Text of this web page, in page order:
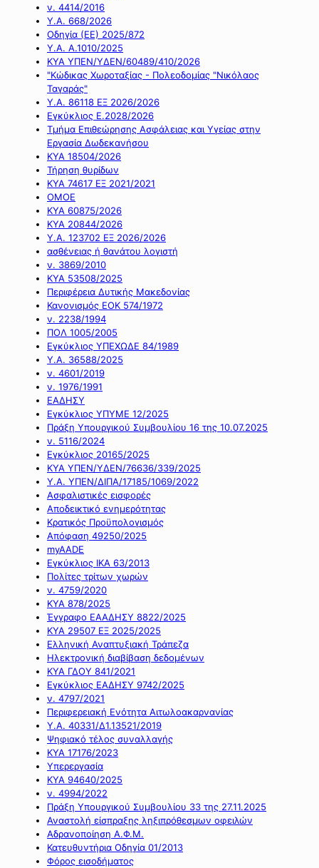
ν. 4414/2016
Y.A. 668/2026
Οδηγία (ΕΕ) 2025/872
Υ.Α. Α.1010/2025
ΚΥΑ ΥΠΕΝ/ΥΔΕΝ/60489/410/2026
"Κώδικας Χωροταξίας - Πολεοδομίας "Νικόλαος
Ταγαράς"
Υ.Α. 86118 ΕΞ 2026/2026
Εγκύκλιος Ε.2028/2026
Τμήμα Επιθεώρησης Ασφάλειας και Υγείας στην
Εργασία Δωδεκανήσου
ΚΥΑ 18504/2026
Τήρηση θυρίδων
ΚΥΑ 74617 ΕΞ 2021/2021
ΟΜΟΕ
ΚΥΑ 60875/2026
ΚΥΑ 20844/2026
Υ.Α. 123702 ΕΞ 2026/2026
ασθένειας ή θανάτου λογιστή
ν. 3869/2010
ΚΥΑ 53508/2025
Περιφέρεια Δυτικής Μακεδονίας
Κανονισμός ΕΟΚ 574/1972
ν. 2238/1994
ΠΟΛ 1005/2005
Εγκύκλιος ΥΠΕΧΩΔΕ 84/1989
Υ.Α. 36588/2025
ν. 4601/2019
ν. 1976/1991
ΕΑΔΗΣΥ
Εγκύκλιος ΥΠΥΜΕ 12/2025
Πράξη Υπουργικού Συμβουλίου 16 της 10.07.2025
ν. 5116/2024
Εγκύκλιος 20165/2025
ΚΥΑ ΥΠΕΝ/ΥΔΕΝ/76636/339/2025
Υ.Α. ΥΠΕΝ/ΔΙΠΑ/17185/1069/2022
Ασφαλιστικές εισφορές
Αποδεικτικό ενημερότητας
Κρατικός Προϋπολογισμός
Απόφαση 49250/2025
myAADE
Εγκύκλιος ΙΚΑ 63/2013
Πολίτες τρίτων χωρών
ν. 4759/2020
ΚΥΑ 878/2025
Έγγραφο ΕΑΑΔΗΣΥ 8822/2025
ΚΥΑ 29507 ΕΞ 2025/2025
Ελληνική Αναπτυξιακή Τράπεζα
Ηλεκτρονική διαβίβαση δεδομένων
ΚΥΑ ΓΔΟΥ 841/2021
Εγκύκλιος ΕΑΔΗΣΥ 9742/2025
ν. 4797/2021
Περιφερειακή Ενότητα Αιτωλοακαρνανίας
Υ.Α. 40331/Δ1.13521/2019
Ψηφιακό τέλος συναλλαγής
ΚΥΑ 17176/2023
Υπερεργασία
ΚΥΑ 94640/2025
ν. 4994/2022
Πράξη Υπουργικού Συμβουλίου 33 της 27.11.2025
Αναστολή είσπραξης ληξιπρόθεσμων οφειλών
Αδρανοποίηση Α.Φ.Μ.
Κατευθυντήρια Οδηγία 01/2013
Φόρος εισοδήματος